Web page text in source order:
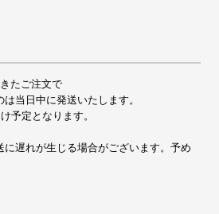
たご注文で
当日中に発送いたします。
予定となります。
遅れが生じる場合がございます。予め